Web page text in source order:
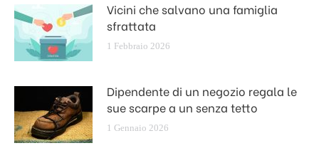
Vicini che salvano una famiglia
sfrattata
1 Febbraio 2026
Dipendente di un negozio regala le
sue scarpe a un senza tetto
1 Gennaio 2026